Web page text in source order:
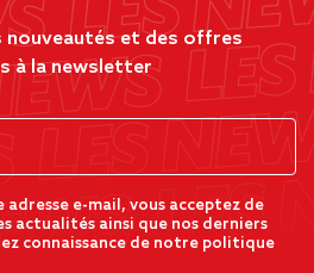
nouveautés et des offres
à la newsletter
adresse e-mail, vous acceptez de
actualités ainsi que nos derniers
connaissance de notre politique